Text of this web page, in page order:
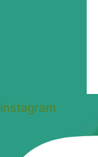
Instagram